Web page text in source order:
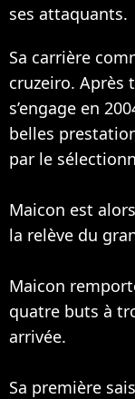
ses attaquants.
Sa carrière
cruzeiro. Après
s’engage en
belles
par le
Maicon est
la relève du
Maicon
quatre buts à
arrivée.
Sa première